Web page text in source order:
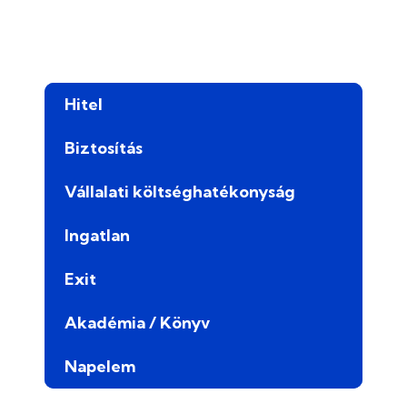
Hitel
Biztosítás
Vállalati költséghatékonyság
Ingatlan
Exit
Akadémia / Könyv
Napelem